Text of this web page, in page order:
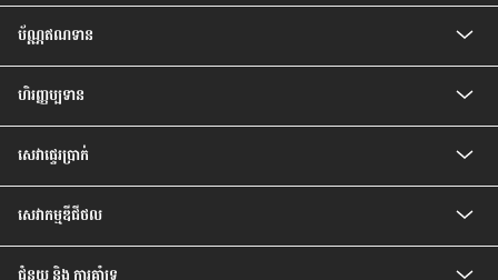
គណនីកុមារ
គណនីបញ្ញើសំចៃ
គណនីសន្សំជាប្រាក់រៀល
គណនីបញ្ញើ មានកាលកំណត់
គណនីបញ្ញើ មានកាលកំណត់ ប្រាក់រៀល
គណនីបញ្ញើមានកាលកំណត់ រូបិយប័ណ្ណបរទេស
គណនីសន្សំវៃឆ្លាត
គណនីប្រាក់បៀវត្សវៃឆ្លាត
ប័ណ្ណឥណទាន
ប័ណ្ណឥណទាន CIMB Visa Gold
ប័ណ្ណឥណទាន CIMB PREFERRED VISA PLATINUM
បទប្បញ្ញត្តិ និងលក្ខខណ្ឌរបស់ម្ចាស់ប័ណ្ណ
ហិរញ្ញប្បទាន
ឥណទានគេហដ្ឋាន
ឥណទានរថយន្ត
ឥណទានបុគ្គល
ឥណទានប្រាក់បៀវត្ស
ឥណទានកែលម្អគេហដ្ឋាន
សេវា​ផ្ទេរ​ប្រាក់
សេវាផ្ទេរប្រាក់ Telegraph
សេវាកម្មឌីជីថល
សេវាធនាគារដោយខ្លួនឯង